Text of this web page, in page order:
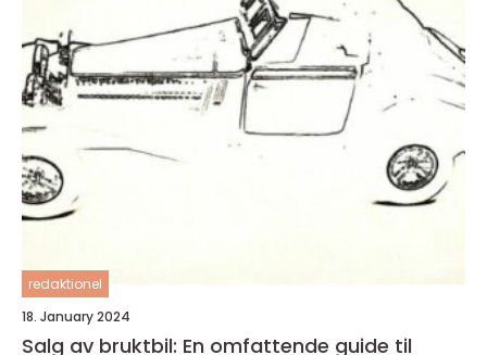
redaktionel
18. January 2024
Salg av bruktbil: En omfattende guide til